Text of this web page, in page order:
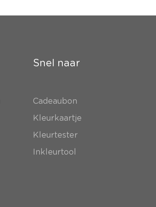
Snel naar
Cadeaubon
Kleurkaartje
Kleurtester
Inkleurtool